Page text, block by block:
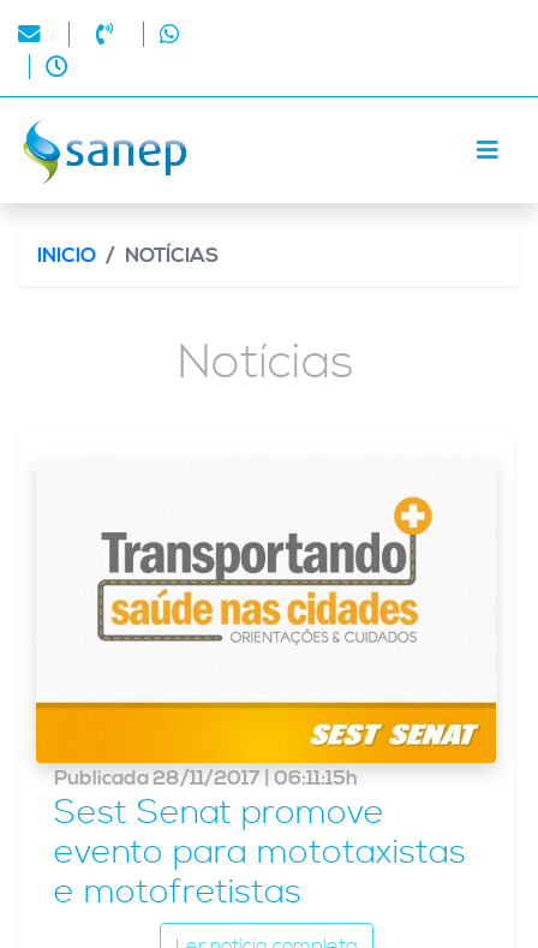
INICIO NOTÍCIAS
Notícias
Publicada 28/11/2017 | 06:11:15h
Sest Senat promove
evento para mototaxistas
e motofretistas